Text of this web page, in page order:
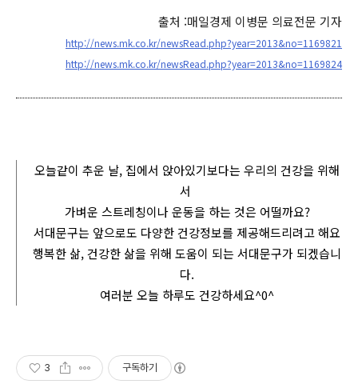
출처 :매일경제 이병문 의료전문 기자
http://news.mk.co.kr/newsRead.php?year=2013&no=1169821
http://news.mk.co.kr/newsRead.php?year=2013&no=1169824
오늘같이 추운 날, 집에서 앉아있기보다는 우리의 건강을 위해
서
가벼운 스트레칭이나 운동을 하는 것은 어떨까요?
서대문구는 앞으로도 다양한 건강정보를 제공해드리려고 해요
행복한 삶, 건강한 삶을 위해 도움이 되는 서대문구가 되겠습니
다.
여러분 오늘 하루도 건강하세요^0^
3 구독하기